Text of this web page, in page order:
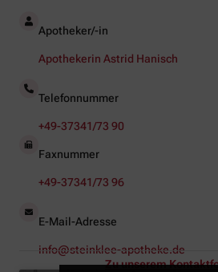
Apotheker/-in
Apothekerin Astrid Hanisch
Telefonnummer
+49-37341/73 90
Faxnummer
+49-37341/73 96
E-Mail-Adresse
info@steinklee-apotheke.de
Zu unserem